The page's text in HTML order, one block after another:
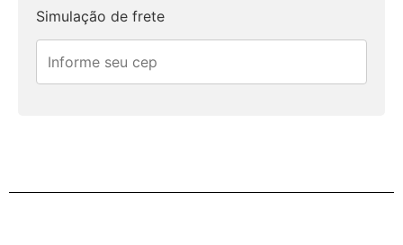
Simulação de frete